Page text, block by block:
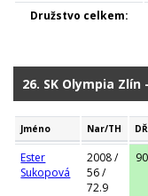
Družstvo celkem:
26. SK Olympia Zlín
Jméno Nar/TH
Ester
Sukopová
2008 /
56 /
72.9